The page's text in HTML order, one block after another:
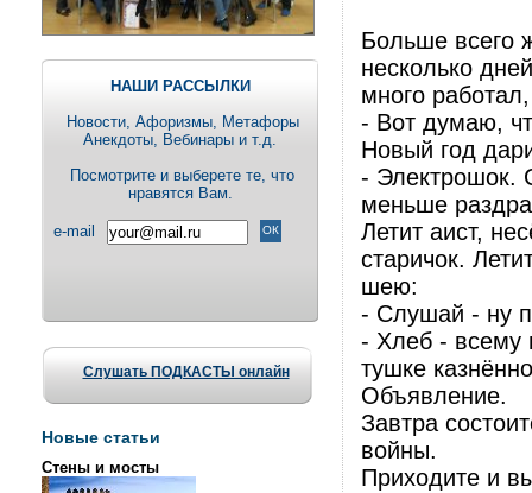
НАШИ РАССЫЛКИ
Новости, Aфоризмы, Метафоры
Анекдоты, Вебинары и т.д.
Посмотрите и выберете те, что
нравятся Вам.
e-mail
Слушать ПОДКАСТЫ онлайн
Новые статьи
Стены и мосты
Больше всего
несколько
много
- Вот думаю,
Новый год
- Электрошок.
меньше
Летит аист,
старичок.
шею:
- Слушай - ну
- Хлеб - всему
тушке
Объявление.
Завтра
войны.
Приходите и